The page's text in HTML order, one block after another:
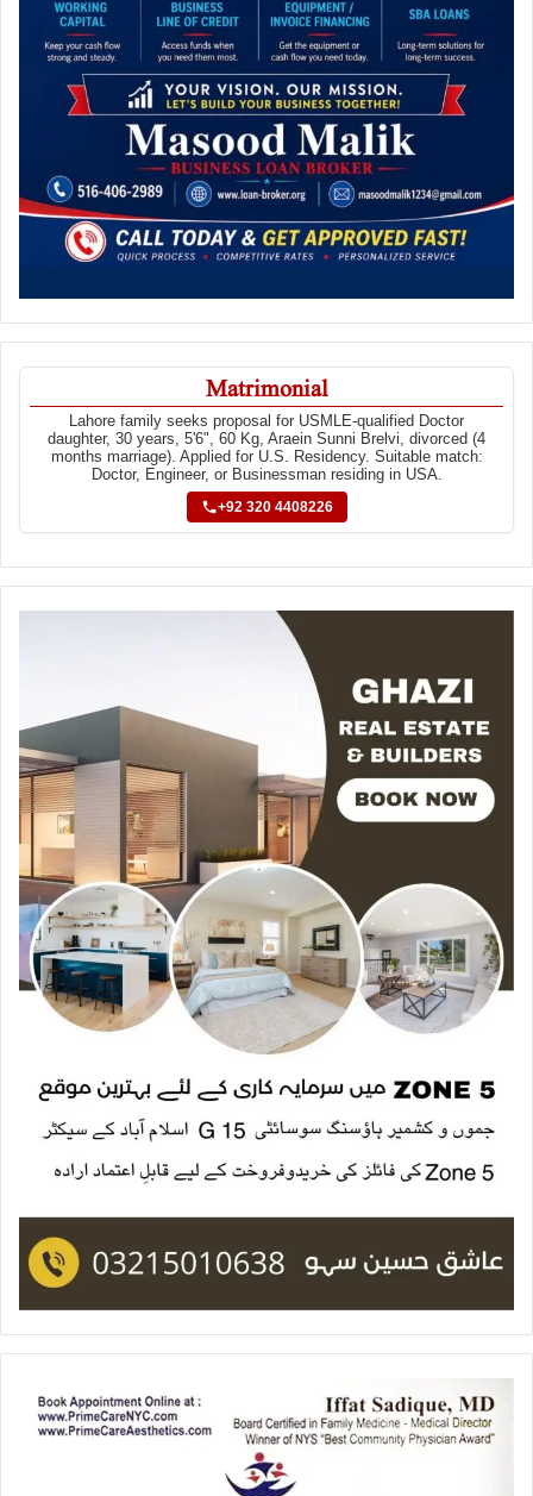
Matrimonial
Lahore family seeks proposal for USMLE-qualified Doctor
daughter, 30 years, 5'6", 60 Kg, Araein Sunni Brelvi, divorced (4
months marriage). Applied for U.S. Residency. Suitable match:
Doctor, Engineer, or Businessman residing in USA.
+92 320 4408226